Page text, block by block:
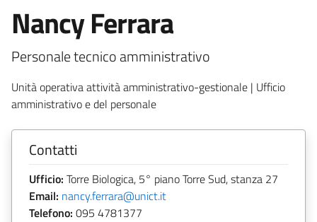
Nancy Ferrara
Personale tecnico amministrativo
Unità operativa attività amministrativo-gestionale | Ufficio
amministrativo e del personale
Contatti
Ufficio: Torre Biologica, 5° piano Torre Sud, stanza 27
Email: nancy.ferrara@unict.it
Telefono: 095 4781377